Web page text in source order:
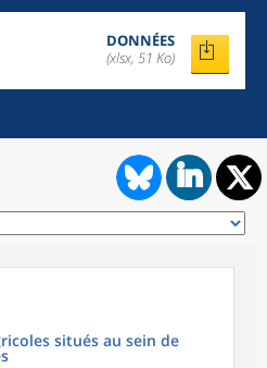
DONNÉES
(xlsx, 51 Ko)
situés au sein de